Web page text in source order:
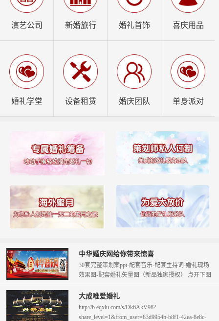
演艺公司 新婚旅行 婚礼首饰 喜庆用品
婚礼学堂 设备租赁 婚庆团队 单身派对
中华婚庆网给你带来惊喜
30套完整策划案ppt-配套音乐-配套主持词-婚礼现场
效果图-配套婚礼矢量图（新品独家授权） 点开下图
大成唯爱婚礼
http://b.eqxiu.com/s/Dk6AkV98?
share_level=1&from_user=83d9954b-b8f1-42ea-8e8c-